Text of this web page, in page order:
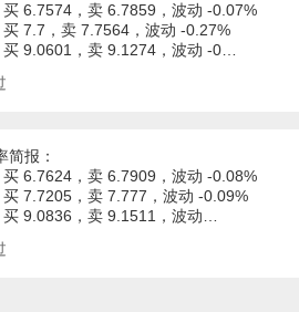
买 6.7574，卖 6.7859，波动 -0.07%
买 7.7，卖 7.7564，波动 -0.27%
买 9.0601，卖 9.1274，波动 -0…
简报：
买 6.7624，卖 6.7909，波动 -0.08%
买 7.7205，卖 7.777，波动 -0.09%
买 9.0836，卖 9.1511，波动…